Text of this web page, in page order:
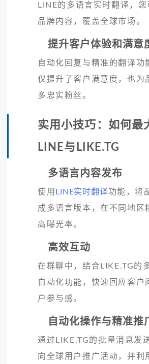
LINE的多语言实时翻译，
品牌内容，覆盖全球市场。
提升客户体验和满意
自动化回复与精准的翻译功
仅提升了客户满意度，也为
多忠实粉丝。
实用小技巧：如何最
LINE与LIKE.TG
多语言内容发布
使用 LINE实时翻译功能，将
成多语言版本，在不同地区
高曝光率。
高效互动
在群聊中，结合LIKE.TG的
自动化功能，快速回应客户
户参与感。
自动化操作与精准推
通过LIKE.TG的批量消息发
向全球用户推广活动，并利